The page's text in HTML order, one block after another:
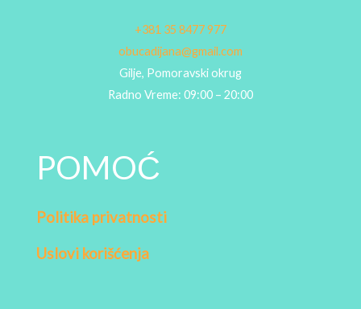
+381 35 8477 977
obucadijana@gmail.com
Gilje, Pomoravski okrug
Radno Vreme: 09:00 – 20:00
POMOĆ
Politika privatnosti
Uslovi korišćenja